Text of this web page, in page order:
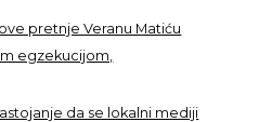
pretnje Veranu Matiću
egzekucijom,
da se lokalni mediji